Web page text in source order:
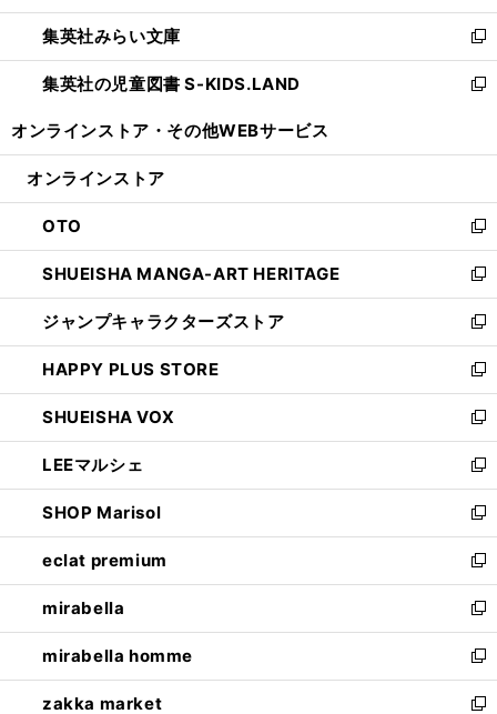
開
く
ウ
で
開
く
ン
ド
ウ
で
ウ
ィ
ン
ド
開
集英社みらい文庫
新
し
い
ン
ウ
で
開
く
集英社の児童図書 S-KIDS.LAND
新
ウ
ン
ド
ウ
で
開
く
オンラインストア・ その他WEBサービス
オンラインストア
OTO
新
し
い
ウ
ィ
ン
ド
ウ
で
開
く
SHUEISHA MANGA-ART HERITAGE
新
し
い
ウ
ィ
ン
ド
ウ
で
開
く
ジャンプキャラクターズストア
新
し
い
ウ
ィ
ン
ド
ウ
で
開
く
HAPPY PLUS STORE
新
し
い
ウ
ィ
ン
ド
ウ
で
開
く
SHUEISHA VOX
新
し
い
ウ
ィ
ン
ド
ウ
で
開
く
LEEマルシェ
新
し
い
ウ
ィ
ン
ド
ウ
で
開
く
SHOP Marisol
新
し
い
ウ
ィ
ン
ド
ウ
で
eclat premium
新
し
い
ウ
ィ
ン
ド
mirabella
新
し
い
ウ
ィ
mirabella homme
新
し
い
zakka market
新